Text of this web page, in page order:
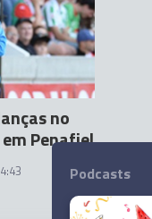
no
Penafiel
Podcasts